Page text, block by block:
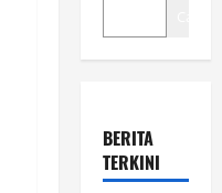
BERITA
TERKINI